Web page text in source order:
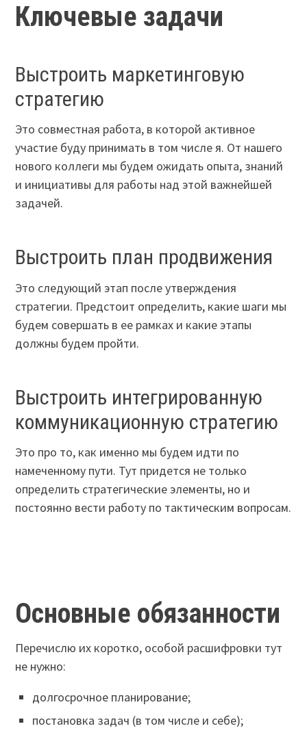
Ключевые задачи
Выстроить маркетинговую
стратегию
Это совместная работа, в которой активное
участие буду принимать в том числе я. От нашего
нового коллеги мы будем ожидать опыта, знаний
и инициативы для работы над этой важнейшей
задачей.
Выстроить план продвижения
Это следующий этап после утверждения
стратегии. Предстоит определить, какие шаги мы
будем совершать в ее рамках и какие этапы
должны будем пройти.
Выстроить интегрированную
коммуникационную стратегию
Это про то, как именно мы будем идти по
намеченному пути. Тут придется не только
определить стратегические элементы, но и
постоянно вести работу по тактическим вопросам.
Основные обязанности
Перечислю их коротко, особой расшифровки тут
не нужно:
долгосрочное планирование;
постановка задач (в том числе и себе);